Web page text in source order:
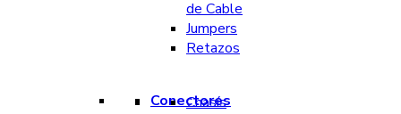
de Cable
Jumpers
Retazos
Conectores
Chasís